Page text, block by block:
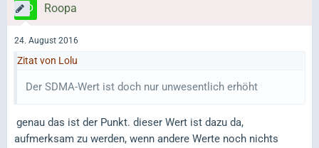
Roopa
24. August 2016
Zitat von Lolu
Der SDMA-Wert ist doch nur unwesentlich erhöht
genau das ist der Punkt. dieser Wert ist dazu da,
aufmerksam zu werden, wenn andere Werte noch nichts